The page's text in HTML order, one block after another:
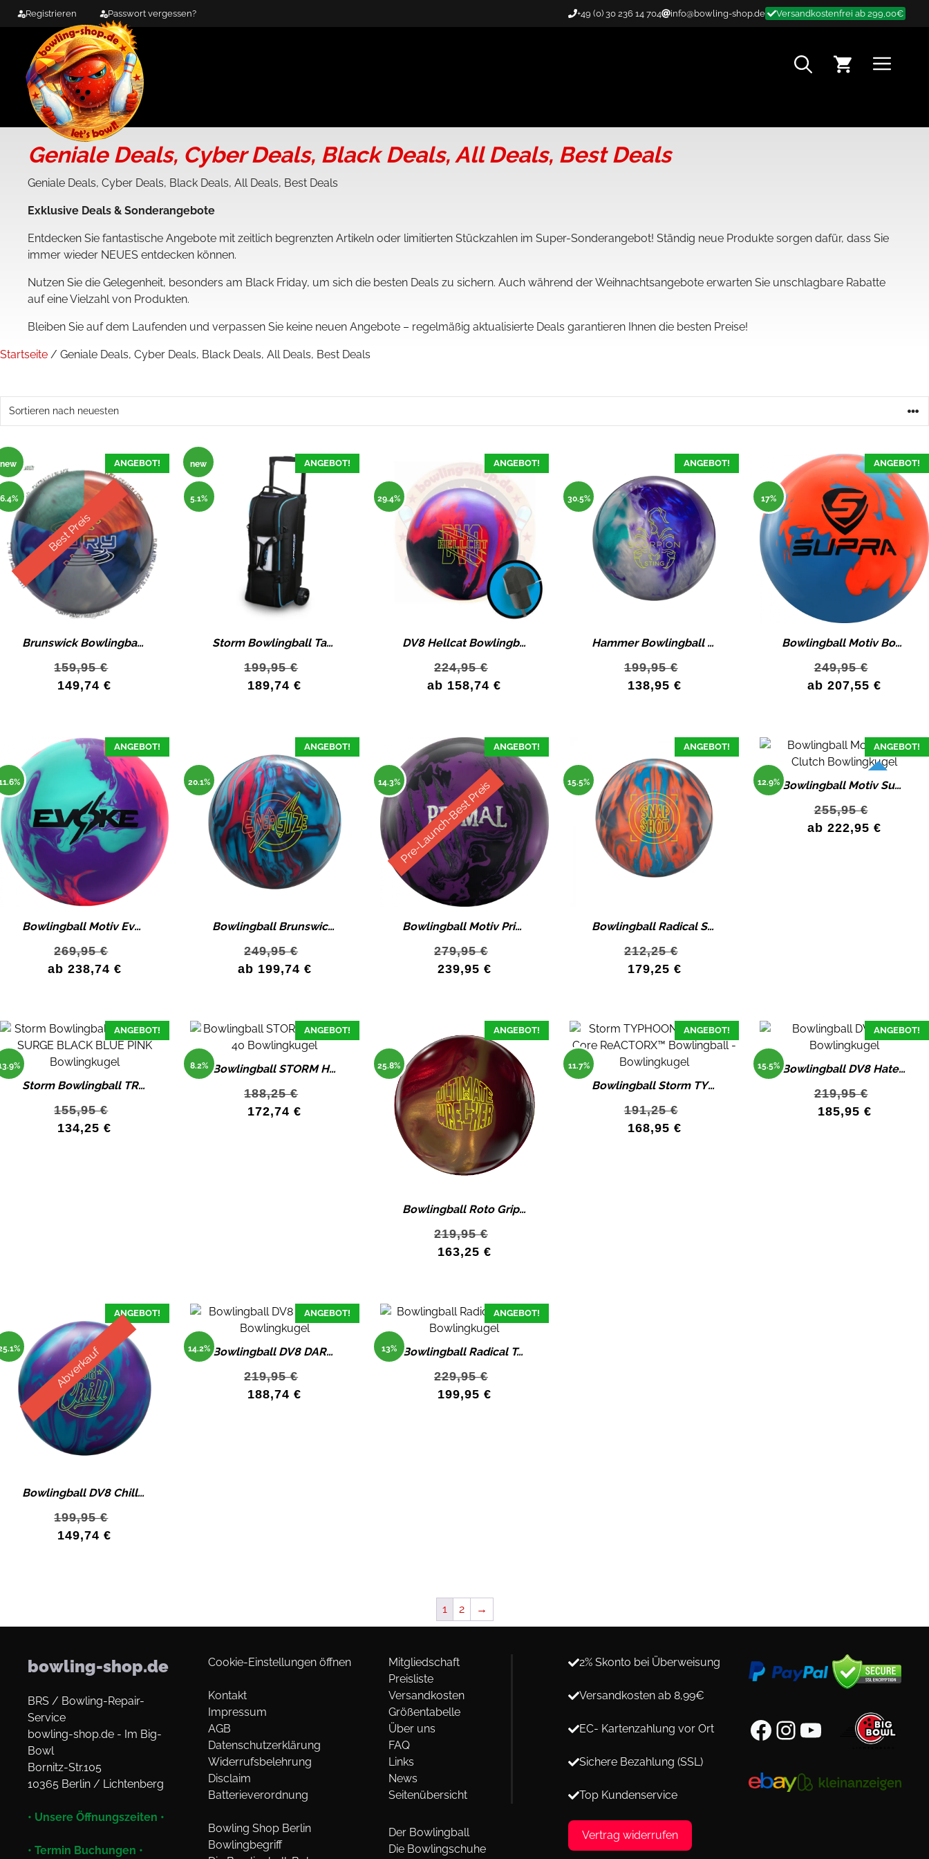
Zum
springen
+49 (0) 30 236 14 704 info@bowling-shop.de Versandkostenfrei ab 299,00€
Registrieren Passwort vergessen?
MENÜ
Geniale Deals, Cyber Deals, Black Deals, All Deals, Best Deals
Geniale Deals, Cyber Deals, Black Deals, All Deals, Best Deals
Exklusive Deals & Sonderangebote
Entdecken Sie fantastische Angebote mit zeitlich begrenzten Artikeln oder limitierten Stückzahlen im Super-Sonderangebot! Ständig neue Produkte sorgen dafür, dass Sie
immer wieder NEUES entdecken können.
Nutzen Sie die Gelegenheit, besonders am Black Friday, um sich die besten Deals zu sichern. Auch während der Weihnachtsangebote erwarten Sie unschlagbare Rabatte
auf eine Vielzahl von Produkten.
Bleiben Sie auf dem Laufenden und verpassen Sie keine neuen Angebote – regelmäßig aktualisierte Deals garantieren Ihnen die besten Preise!
Startseite / Geniale Deals, Cyber Deals, Black Deals, All Deals, Best Deals
ANGEBOT!
Best Preis
6.4%
new
Brunswick Bowlingball Fury All Color im Mix Bowlingball Angebot
159,95€
149,74€
ANGEBOT!
5.1%
new
Storm Bowlingball Tasche Bag Ballwagen Storm Streamline Tour Edition – Angebot
199,95€
189,74€
ANGEBOT!
29.4%
DV8 Hellcat Bowlingball -„Hell Raiser Serie“-mittel bis stark geölte
224,95€
ab 158,74€
ANGEBOT!
30.5%
Hammer Bowlingball SCORPION STING HAMMER Symtex Pearl LED 3.0 Bowlingkugel 15 lbs
199,95€
138,95 €
ANGEBOT!
17%
Bowlingball Motiv Bowling Supra Sport Bowlingkugel
249,95€
ab207,55€
ANGEBOT!
Bowlingball Motiv Evoke Mayham Bowling Bowlingkugel MXV Solid
269,95€
ab 238,74 €
ANGEBOT!
20.1%
Bowlingball Brunswick ENERGIZE Bowlingkugel
249,95€
ab 199,74 €
ANGEBOT!
Pre-Launch-Best Preis
14.3%
Bowlingball Motiv Primal Ghost Bowlingkugel
279,95€
239,95 €
ANGEBOT!
15.5%
Bowlingball Radical SNAPSHOT HYBRID HK22C+ Hybrid Bowlingkugel
212,25€
179,25 €
ANGEBOT!
letzter Artikel
12.9% Bowlingball Motiv Supra Clutch Bowlingkugel
255,95€
ab222,95€
ANGEBOT!
Storm Bowlingball TROPICAL SURGE BLACK/BLUE/PINK Bowlingkugel
155,95€
134,25€
ANGEBOT!
8.2% Bowlingball STORM HY-ROAD 40 Bowlingkugel
188,25€
172,74€
ANGEBOT!
25.8%
Bowlingball Roto Grip Ultimate Wrecker Bowlingkugel
219,95€
163,25 €
ANGEBOT!
11.7%
Bowlingball Storm TYPHOON Bowlingkugel
191,25€
168,95 €
ANGEBOT!
Abverkauf
15.5% Bowlingball DV8 Hater Bowlingkugel
219,95€
185,95 €
ANGEBOT!
Abverkauf
Bowlingball DV8 Chill Pearl Bowlingkugel 15 lbs
199,95€
149,74€
ANGEBOT!
14.2% Bowlingball DV8 DARK SIDE Bowlingkugel
219,95€
188,74€
ANGEBOT!
13% Bowlingball Radical Torpedo – Power und Präzision vereint
229,95€
199,95 €
1 2 →
bowling-shop.de
BRS / Bowling-Repair-
Service
bowling-shop.de - Im Big-
Bowl
Bornitz-Str.105
10365 Berlin / Lichtenberg
• Unsere Öffnungszeiten •
• Termin Buchungen •
Cookie-Einstellungen öffnen
Kontakt
Impressum
AGB
Datenschutzerklärung
Widerrufsbelehrung
Disclaim
Batterieverordnung
Bowling Shop Berlin
Bowlingbegriff
Mitgliedschaft
Preisliste
Versandkosten
Größentabelle
Über uns
FAQ
Links
News
Seitenübersicht
Der Bowlingball
Die Bowlingschuhe
2% Skonto bei Überweisung
Versandkosten ab 8,99€
EC- Kartenzahlung vor Ort
Sichere Bezahlung (SSL)
Top Kundenservice
Vertrag widerrufen
Facebook
Instagram
YouTube